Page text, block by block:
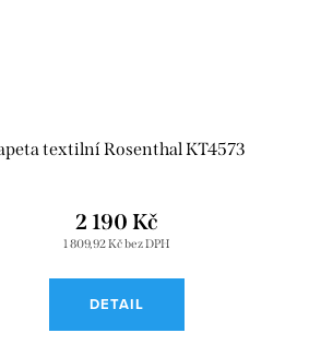
textilní Rosenthal KT4573
1 809,92 Kč bez DPH
2 190 Kč
DETAIL